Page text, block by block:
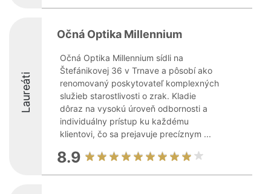
Laureáti
Očná Optika Millennium
Očná Optika Millennium sídli na
Štefánikovej 36 v Trnave a pôsobí ako
renomovaný poskytovateľ komplexných
služieb starostlivosti o zrak. Kladie
dôraz na vysokú úroveň odbornosti a
individuálny prístup ku každému
klientovi, čo sa prejavuje precíznym ...
8.9